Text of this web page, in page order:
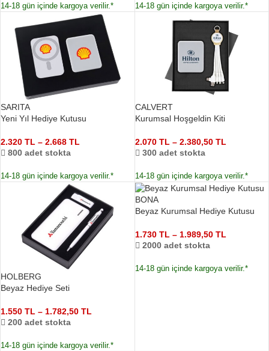
14-18 gün içinde kargoya verilir.* 14-18 gün içinde kargoya verilir.*
SARITA
Yeni Yıl Hediye Kutusu
2.320 TL – 2.668 TL
800 adet stokta
14-18 gün içinde kargoya verilir.*
CALVERT
Kurumsal Hoşgeldin Kiti
2.070 TL – 2.380,50 TL
300 adet stokta
14-18 gün içinde kargoya verilir.*
HOLBERG
Beyaz Hediye Seti
1.550 TL – 1.782,50 TL
200 adet stokta
14-18 gün içinde kargoya verilir.*
BONA
Beyaz Kurumsal Hediye Kutusu
1.730 TL – 1.989,50 TL
2000 adet stokta
14-18 gün içinde kargoya verilir.*